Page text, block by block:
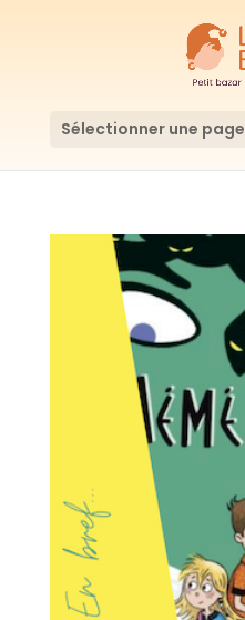
Sélectionner une page